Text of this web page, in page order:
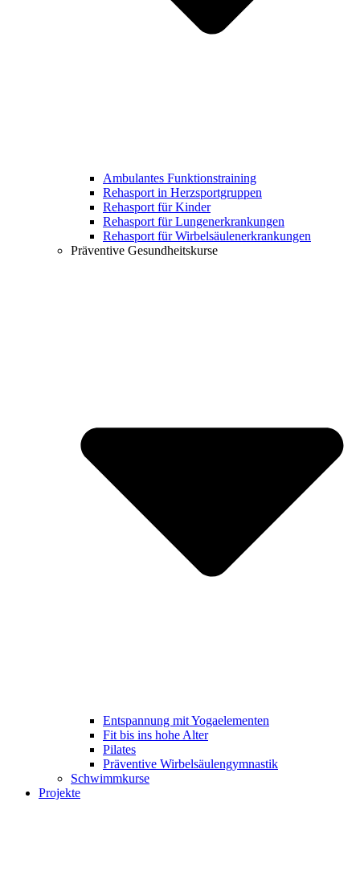
Ambulantes Funktionstraining
Rehasport in Herzsportgruppen
Rehasport für Kinder
Rehasport für Lungenerkrankungen
Rehasport für Wirbelsäulenerkrankungen
Präventive Gesundheitskurse
Entspannung mit Yogaelementen
Fit bis ins hohe Alter
Pilates
Präventive Wirbelsäulengymnastik
Schwimmkurse
Projekte